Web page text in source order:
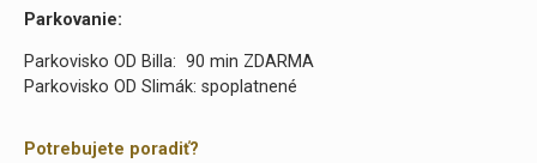
Parkovanie:
Parkovisko OD Billa: 90 min ZDARMA
Parkovisko OD Slimák: spoplatnené
Potrebujete poradiť?